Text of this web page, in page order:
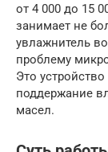
от 4 000 до 15
занимает не
увлажнитель
проблему
Это
поддержание
масел.